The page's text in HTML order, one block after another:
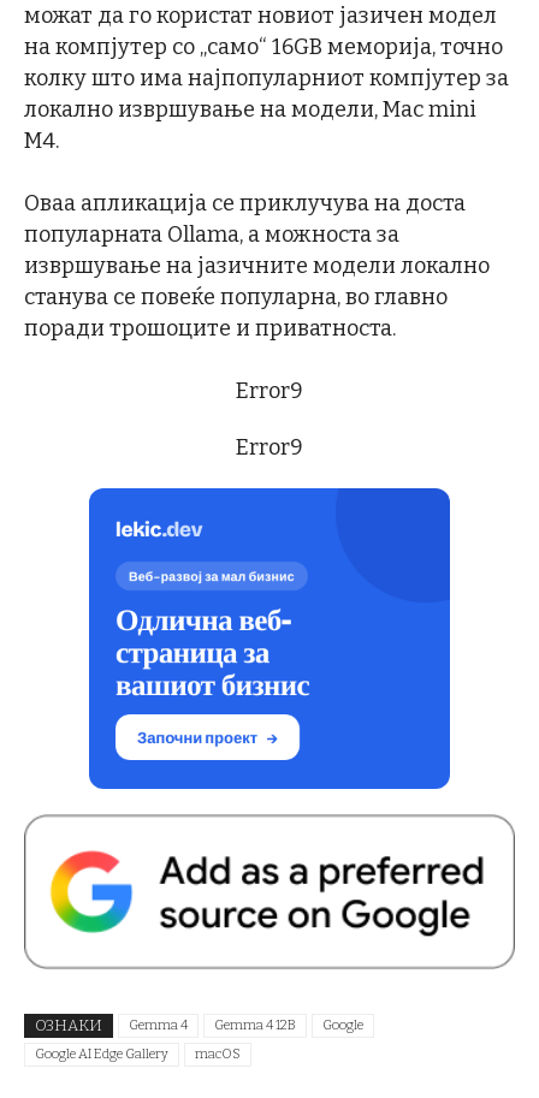
можат да го користат новиот јазичен модел
на компјутер со „само“ 16GB меморија, точно
колку што има најпопуларниот компјутер за
локално извршување на модели, Mac mini
M4.
Оваа апликација се приклучува на доста
популарната Ollama, а можноста за
извршување на јазичните модели локално
станува се повеќе популарна, во главно
поради трошоците и приватноста.
Error9
Error9
ОЗНАКИ Gemma 4 Gemma 4 12B
Google
Google AI Edge Gallery
macOS